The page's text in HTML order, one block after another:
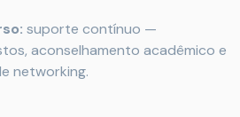
suporte contínuo —
aconselhamento acadêmico e
networking.